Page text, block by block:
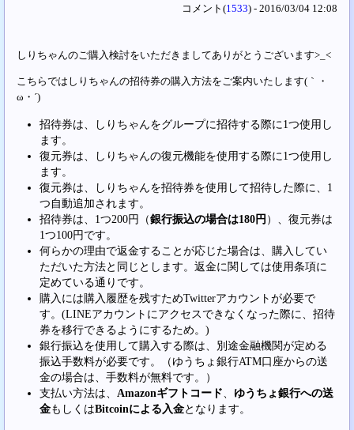
コメント(1533) - 2016/03/04 12:08
しりちゃんのご購入検討をいただきましてありがとうございます>_<
こちらではしりちゃんの招待券の購入方法をご案内いたします(｀・
ω・´)
招待券は、しりちゃんをグループに招待する際に1つ使用し
ます。
復元券は、しりちゃんの復元機能を使用する際に1つ使用し
ます。
復元券は、しりちゃんを招待券を使用して招待した際に、1
つ自動追加されます。
招待券は、1つ200円（銀行振込の場合は180円 ）、復元券は
1つ100円です。
何らかの理由で返金することが応じた場合は、購入してい
ただいた方法と同じとします。返金に関しては使用条項に
定めている通りです。
購入には購入履歴を残すためTwitterアカウントが必要で
す。(LINEアカウントにアクセスできなくなった際に、招待
券を移行できるようにするため。)
銀行振込を使用して購入する際は、別途金融機関が定める
振込手数料が必要です。（ゆうちょ銀行ATM口座からの送
金の場合は、手数料が無料です。）
支払い方法は、 Amazonギフトコード
ゆうちょ銀行への送
金もしくはBitcoinによる入金となります。